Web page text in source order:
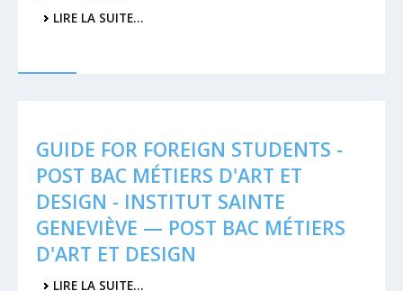
LIRE LA SUITE…
GUIDE FOR FOREIGN STUDENTS -
POST BAC MÉTIERS D'ART ET
DESIGN - INSTITUT SAINTE
GENEVIÈVE — POST BAC MÉTIERS
D'ART ET DESIGN
LIRE LA SUITE…